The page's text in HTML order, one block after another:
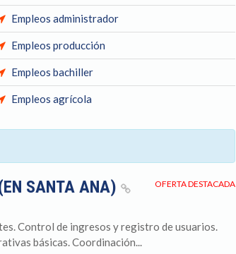
Empleos administrador
Empleos producción
Empleos bachiller
Empleos agrícola
OFERTA DESTACADA
SANTA ANA)
Control de ingresos y registro de usuarios.
básicas. Coordinación...